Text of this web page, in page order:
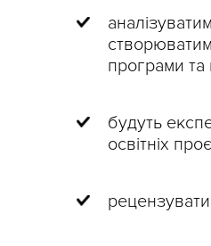
програми та
будуть
освітніх